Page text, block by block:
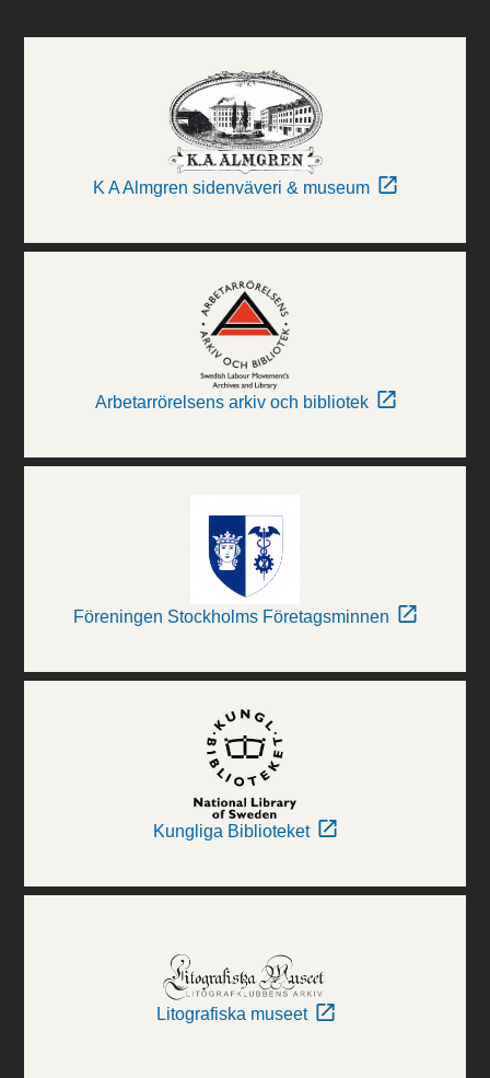
K A Almgren sidenväveri & museum
Arbetarrörelsens arkiv och bibliotek
Föreningen Stockholms Företagsminnen
Kungliga Biblioteket
Litografiska museet